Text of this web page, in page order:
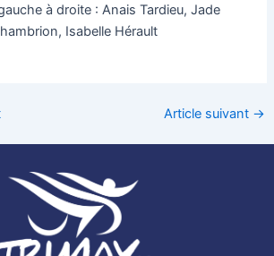
à droite : Anais Tardieu, Jade
Isabelle Hérault
Article suivant →